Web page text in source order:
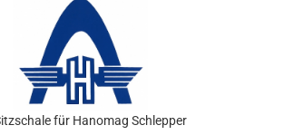
für Hanomag Schlepper